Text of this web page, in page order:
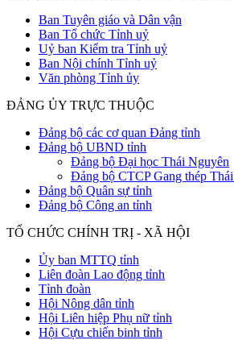
Ban Tuyên giáo và Dân vận
Ban Tổ chức Tỉnh uỷ
Uỷ ban Kiểm tra Tỉnh uỷ
Ban Nội chính Tỉnh uỷ
Văn phòng Tỉnh ủy
ĐẢNG ỦY TRỰC THUỘC
Đảng bộ các cơ quan Đảng tỉnh
Đảng bộ UBND tỉnh
Đảng bộ Đại học Thái Nguyên
Đảng bộ CTCP Gang thép
Đảng bộ Quân sự tỉnh
Đảng bộ Công an tỉnh
TỔ CHỨC CHÍNH TRỊ - XÃ HỘI
Ủy ban MTTQ tỉnh
Liên đoàn Lao động tỉnh
Tỉnh đoàn
Hội Nông dân tỉnh
Hội Liên hiệp Phụ nữ tỉnh
Hội Cựu chiến binh tỉnh